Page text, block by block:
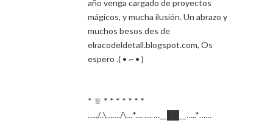
año venga cargado de proyectos
mágicos, y mucha ilusión. Un abrazo y
muchos besos des de
elracodeldetall.blogspot.com, Os
espero .( • ~ • )
* ♕ * * * * * * *
…../..\……./\…*.... .... …__██__…..*……